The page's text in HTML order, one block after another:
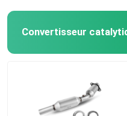
Ford Catalytic
Convertisseur
Convertisseur